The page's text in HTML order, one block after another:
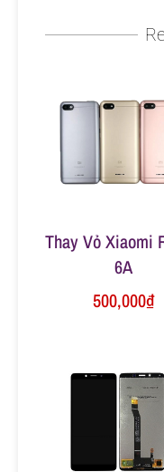
i
đ
n
g
Thay Vỏ Xiaomi
6A
500,000₫